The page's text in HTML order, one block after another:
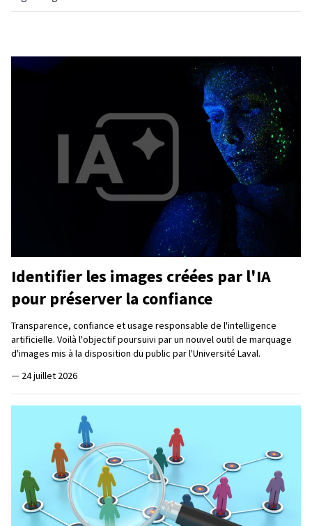
Identifier les images créées par l'IA
pour préserver la confiance
Transparence, confiance et usage responsable de l'intelligence
artificielle. Voilà l'objectif poursuivi par un nouvel outil de marquage
d'images mis à la disposition du public par l'Université Laval.
— 24 juillet 2026